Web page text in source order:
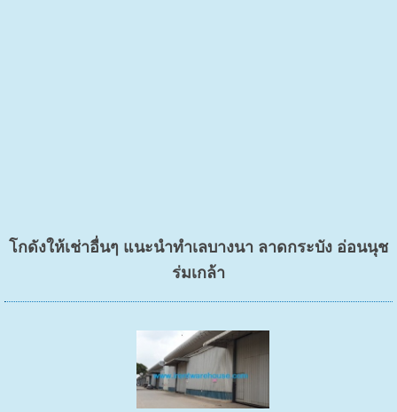
โกดังให้เช่าอื่นๆ แนะนำทำเลบางนา ลาดกระบัง อ่อนนุช
ร่มเกล้า